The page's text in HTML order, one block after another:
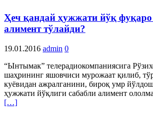
Ҳеч қандай ҳужжати йўқ
алимент тўлайди?
19.01.2016 admin 0
“Ынтымак” телерадиокомпаниясига
шаҳрининг яшовчиси мурожаат қилиб,
куёвидан ажралганини, бироқ умр
ҳужжати йўқлиги сабабли алимент
[…]